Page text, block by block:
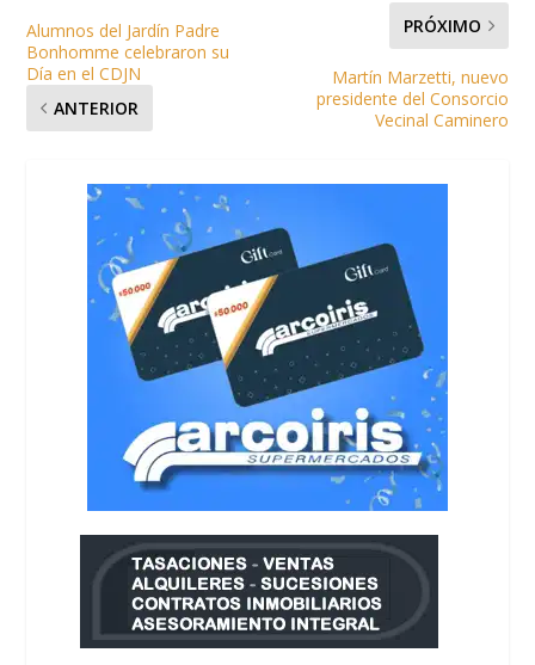
Alumnos del Jardín Padre
Bonhomme celebraron su
Día en el CDJN
ANTERIOR
PRÓXIMO
Martín Marzetti, nuevo
presidente del Consorcio
Vecinal Caminero